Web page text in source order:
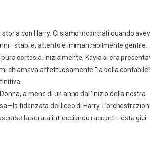
con Harry. Ci siamo incontrati quando
attento e immancabilmente gentile.
cortesia. Inizialmente, Kayla si era
chiamava affettuosamente “la bella
a meno di un anno dall’inizio della nostra
fidanzata del liceo di Harry.
la serata intrecciando racconti nostalgici